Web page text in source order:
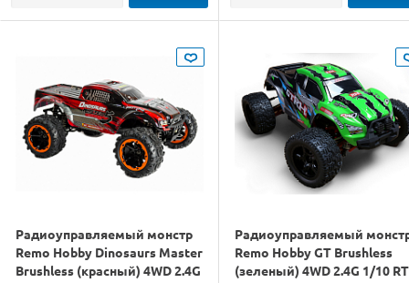
Радиоуправляемый монстр
Remo Hobby Dinosaurs Master
Brushless (красный) 4WD 2.4G
Радиоуправляемый
Remo Hobby GT Brushless
(зеленый) 4WD 2.4G 1/10